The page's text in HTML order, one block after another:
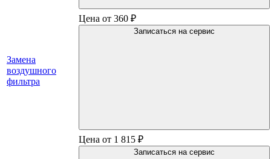
Замена
воздушного
фильтра
Цена от 360 ₽
Записаться на сервис
Цена от 1 815 ₽
Записаться на сервис